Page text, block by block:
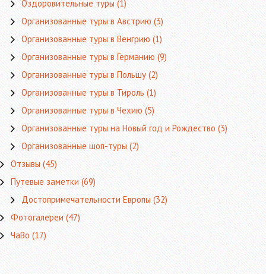
Оздоровительные туры(1)
Организованные туры в Австрию(3)
Организованные туры в Венгрию(1)
Организованные туры в Германию(9)
Организованные туры в Польшу(2)
Организованные туры в Тироль(1)
Организованные туры в Чехию(5)
Организованные туры на Новый год и Рождество(3)
Организованные шоп-туры(2)
Отзывы(45)
Путевые заметки(69)
Достопримечательности Европы(32)
Фотогалереи(47)
ЧаВо(17)